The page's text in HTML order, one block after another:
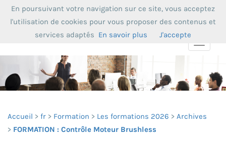
Toggle
Accueil fr Formation Les formations 2026
Archives
FORMATION : Contrôle Moteur Brushless
En poursuivant votre navigation sur ce site, vous acceptez
l'utilisation de cookies pour vous proposer des contenus et
services adaptés En savoir plus J'accepte